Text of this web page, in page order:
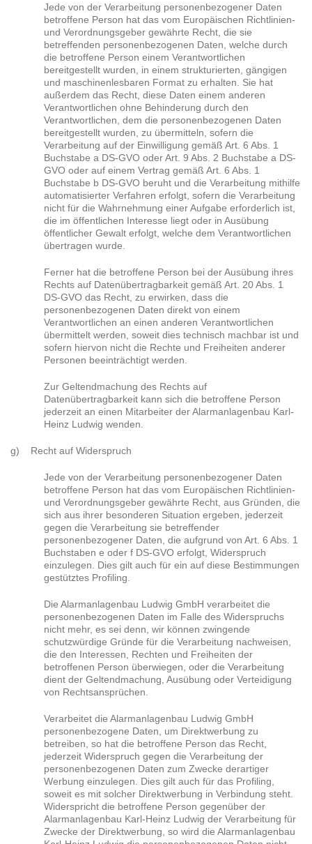
Jede von der Verarbeitung personenbezogener Daten
betroffene Person hat das vom Europäischen Richtlinien-
und Verordnungsgeber gewährte Recht, die sie
betreffenden personenbezogenen Daten, welche durch
die betroffene Person einem Verantwortlichen
bereitgestellt wurden, in einem strukturierten, gängigen
und maschinenlesbaren Format zu erhalten. Sie hat
außerdem das Recht, diese Daten einem anderen
Verantwortlichen ohne Behinderung durch den
Verantwortlichen, dem die personenbezogenen Daten
bereitgestellt wurden, zu übermitteln, sofern die
Verarbeitung auf der Einwilligung gemäß Art. 6 Abs. 1
Buchstabe a DS-GVO oder Art. 9 Abs. 2 Buchstabe a DS-
GVO oder auf einem Vertrag gemäß Art. 6 Abs. 1
Buchstabe b DS-GVO beruht und die Verarbeitung mithilfe
automatisierter Verfahren erfolgt, sofern die Verarbeitung
nicht für die Wahrnehmung einer Aufgabe erforderlich ist,
die im öffentlichen Interesse liegt oder in Ausübung
öffentlicher Gewalt erfolgt, welche dem Verantwortlichen
übertragen wurde.
Ferner hat die betroffene Person bei der Ausübung ihres
Rechts auf Datenübertragbarkeit gemäß Art. 20 Abs. 1
DS-GVO das Recht, zu erwirken, dass die
personenbezogenen Daten direkt von einem
Verantwortlichen an einen anderen Verantwortlichen
übermittelt werden, soweit dies technisch machbar ist und
sofern hiervon nicht die Rechte und Freiheiten anderer
Personen beeinträchtigt werden.
Zur Geltendmachung des Rechts auf
Datenübertragbarkeit kann sich die betroffene Person
jederzeit an einen Mitarbeiter der Alarmanlagenbau Karl-
Heinz Ludwig wenden.
g) Recht auf Widerspruch
Jede von der Verarbeitung personenbezogener Daten
betroffene Person hat das vom Europäischen Richtlinien-
und Verordnungsgeber gewährte Recht, aus Gründen, die
sich aus ihrer besonderen Situation ergeben, jederzeit
gegen die Verarbeitung sie betreffender
personenbezogener Daten, die aufgrund von Art. 6 Abs. 1
Buchstaben e oder f DS-GVO erfolgt, Widerspruch
einzulegen. Dies gilt auch für ein auf diese Bestimmungen
gestütztes Profiling.
Die Alarmanlagenbau Ludwig GmbH verarbeitet die
personenbezogenen Daten im Falle des Widerspruchs
nicht mehr, es sei denn, wir können zwingende
schutzwürdige Gründe für die Verarbeitung nachweisen,
die den Interessen, Rechten und Freiheiten der
betroffenen Person überwiegen, oder die Verarbeitung
dient der Geltendmachung, Ausübung oder Verteidigung
von Rechtsansprüchen.
Verarbeitet die Alarmanlagenbau Ludwig GmbH
personenbezogene Daten, um Direktwerbung zu
betreiben, so hat die betroffene Person das Recht,
jederzeit Widerspruch gegen die Verarbeitung der
personenbezogenen Daten zum Zwecke derartiger
Werbung einzulegen. Dies gilt auch für das Profiling,
soweit es mit solcher Direktwerbung in Verbindung steht.
Widerspricht die betroffene Person gegenüber der
Alarmanlagenbau Karl-Heinz Ludwig der Verarbeitung für
Zwecke der Direktwerbung, so wird die Alarmanlagenbau